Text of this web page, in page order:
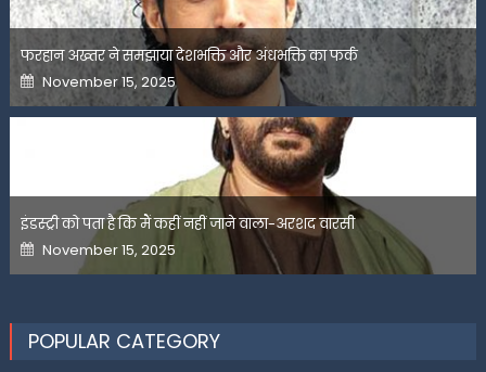
फरहान अख्तर ने समझाया देशभक्ति और अंधभक्ति का फर्क
Posted
on
November 15, 2025
इंडस्ट्री को पता है कि मैं कहीं नहीं जाने वाला-अरशद वारसी
Posted
on
November 15, 2025
POPULAR CATEGORY